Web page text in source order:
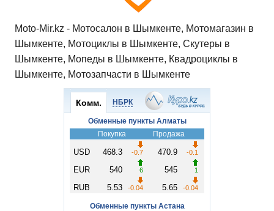
Moto-Mir.kz - Мотосалон в Шымкенте, Мотомагазин в
Шымкенте, Мотоциклы в Шымкенте, Скутеры в
Шымкенте, Мопеды в Шымкенте, Квадроциклы в
Шымкенте, Мотозапчасти в Шымкенте